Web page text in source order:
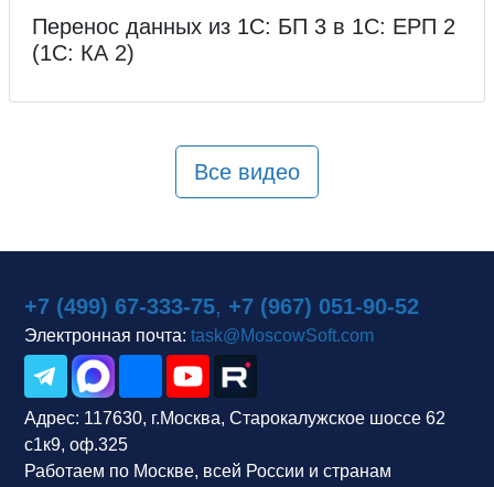
Перенос данных из 1С: БП 3 в 1С: ЕРП 2
(1С: КА 2)
Все видео
+7 (499) 67-333-75, +7 (967) 051-90-52
Электронная почта: task@MoscowSoft.com
Адрес: 117630, г.Москва, Старокалужское шоссе 62
с1к9, оф.325
Работаем по Москве, всей России и странам